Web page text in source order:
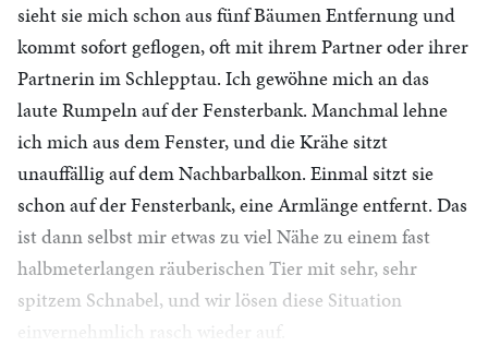
sieht sie mich schon aus fünf Bäumen Entfernung und
kommt sofort geflogen, oft mit ihrem Partner oder ihrer
Partnerin im Schlepptau. Ich gewöhne mich an das
laute Rumpeln auf der Fensterbank. Manchmal lehne
ich mich aus dem Fenster, und die Krähe sitzt
unauffällig auf dem Nachbarbalkon. Einmal sitzt sie
schon auf der Fensterbank, eine Armlänge entfernt. Das
ist dann selbst mir etwas zu viel Nähe zu einem fast
halbmeterlangen räuberischen Tier mit sehr, sehr
spitzem Schnabel, und wir lösen diese Situation
einvernehmlich rasch wieder auf.